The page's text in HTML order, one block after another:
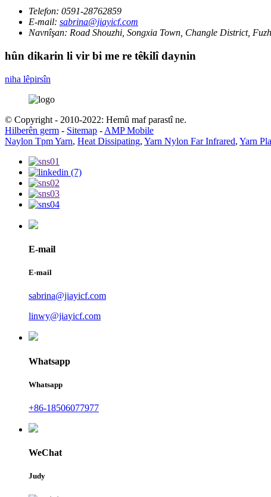
Telefon: 0591-28762859
E-mail: sabrina@jiayicf.com
Navnîşan: Road Shouzhi, Songxia Town, Changle District,
hûn dikarin li vir bi me re têkilî daynin
niha lêpirsîn
© Copyright - 2010-2022: Hemû maf parastî ne.
Hilberên germ - Sitemap - AMP Mobile
Naylon Tpm Yarn, Heat Dissipating, Yarn Nylon Far Infrared, Yarn
E-mail
E-mail
sabrina@jiayicf.com
linwy@jiayicf.com
Whatsapp
Whatsapp
+86-18506077977
WeChat
Judy